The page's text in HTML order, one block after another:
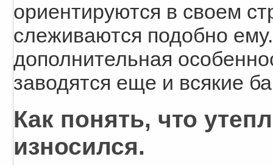
ориентируются в своем
слеживаются подобно
дополнительная
заводятся еще и всякие
Как понять, что
износился.